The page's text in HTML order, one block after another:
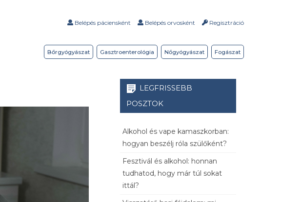
Belépés páciensként Belépés orvosként Regisztráció
Fogászat
Nőgyógyászat
Gasztroenterológia
Bőrgyógyászat
LEGFRISSEBB
POSZTOK
Alkohol és vape kamaszkorban:
hogyan beszélj róla szülőként?
Fesztivál és alkohol: honnan
tudhatod, hogy már túl sokat
ittál?